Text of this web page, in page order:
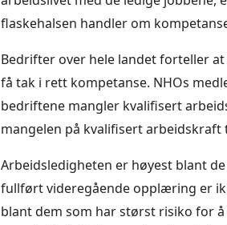
flaskehalsen handler om
Bedrifter over hele landet forteller
få tak i rett kompetanse. NHOs
bedriftene mangler kvalifisert
mangelen på kvalifisert arbeidskraft
Arbeidsledigheten er høyest blant
fullført videregående opplæring er
blant dem som har størst risiko for